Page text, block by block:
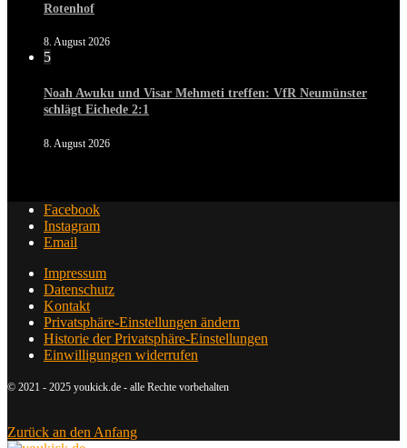
Rotenhof
8. August 2026
5
Noah Awuku und Visar Mehmeti treffen: VfR Neumünster
schlägt Eichede 2:1
8. August 2026
Facebook
Instagram
Email
Impressum
Datenschutz
Kontakt
Privatsphäre-Einstellungen ändern
Historie der Privatsphäre-Einstellungen
Einwilligungen widerrufen
© 2021 - 2025 youkick.de - alle Rechte vorbehalten
Zurück an den Anfang